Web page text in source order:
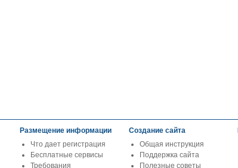
Размещение информации
Что дает регистрация
Бесплатные сервисы
Требования
Создание сайта
Общая инструкция
Поддержка сайта
Полезные советы